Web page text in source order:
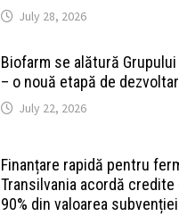
July 28, 2026
Biofarm se alătură Grupului
– o nouă etapă de
July 22, 2026
Finanțare rapidă pentru
Transilvania acordă credite
90% din valoarea